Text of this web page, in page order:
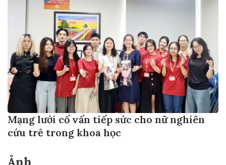
Mạng lưới cố vấn tiếp sức cho nữ nghiên
cứu trẻ trong khoa học